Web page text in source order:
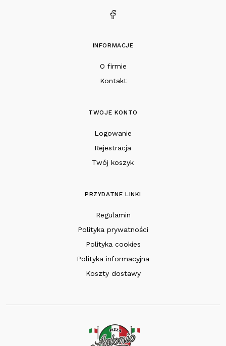
INFORMACJE
O firmie
Kontakt
TWOJE KONTO
Logowanie
Rejestracja
Twój koszyk
PRZYDATNE LINKI
Regulamin
Polityka prywatności
Polityka cookies
Polityka informacyjna
Koszty dostawy